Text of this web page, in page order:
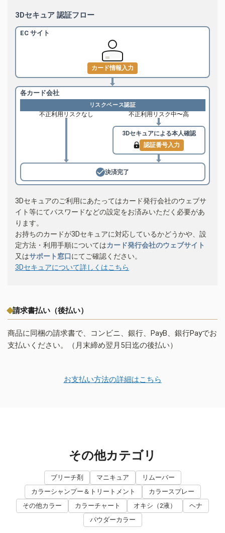
3Dセキュア 認証フロー
EC サイト
カード情報入力
各カード会社
リスクベース認証
不正利用リスクなし 不正利用リスク中〜高
3Dセキュアによる本人確認
認証番号入力
決済完了
3Dセキュアのご利用にあたってはカード発行会社のウェブサ
イト等にてパスワードなどの設定をお済みいただく必要があ
ります。
お持ちのカードが3Dセキュアに対応しているかどうかや、設
定方法・利用手順についてはカード発行会社のウェブサイト
又はサポート窓口にてご確認ください。
3Dセキュアについて詳しくはこちら
請求書払い（後払い）
商品に同梱の請求書で、コンビニ、銀行、PayB、銀行Payでお
支払いください。（月末締め翌月5日迄の後払い）
お支払い方法の詳細はこちら
その他カテゴリ
ブリーチ剤 マニキュア
リムーバー
カラーシャンプー＆トリートメント
カラースプレー
その他カラー
カラーチャート オキシ（2液）
ヘナ
パウダーカラー